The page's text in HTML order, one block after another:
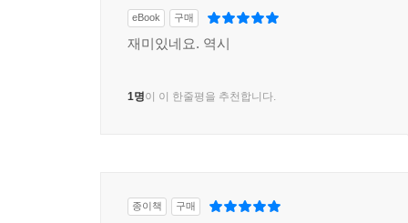
eBook 구매
재미있네요. 역시
1명이 이 한줄평을 추천합니다.
종이책 구매